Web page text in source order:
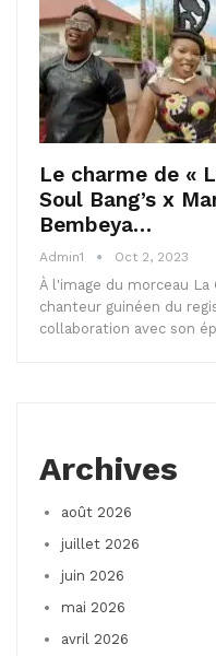
Le charme de «
Soul Bang’s x
Bembeya…
Admin1 Oct 2, 2023
À l'image du morceau
chanteur guinéen du
collaboration avec son
Archives
août 2026
juillet 2026
juin 2026
mai 2026
avril 2026